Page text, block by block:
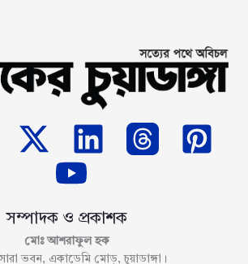
সম্পাদক ও প্রকাশক
মোঃ আশরাফুল হক
ভবন, একাডেমি মোড়, চুয়াডাঙ্গা।